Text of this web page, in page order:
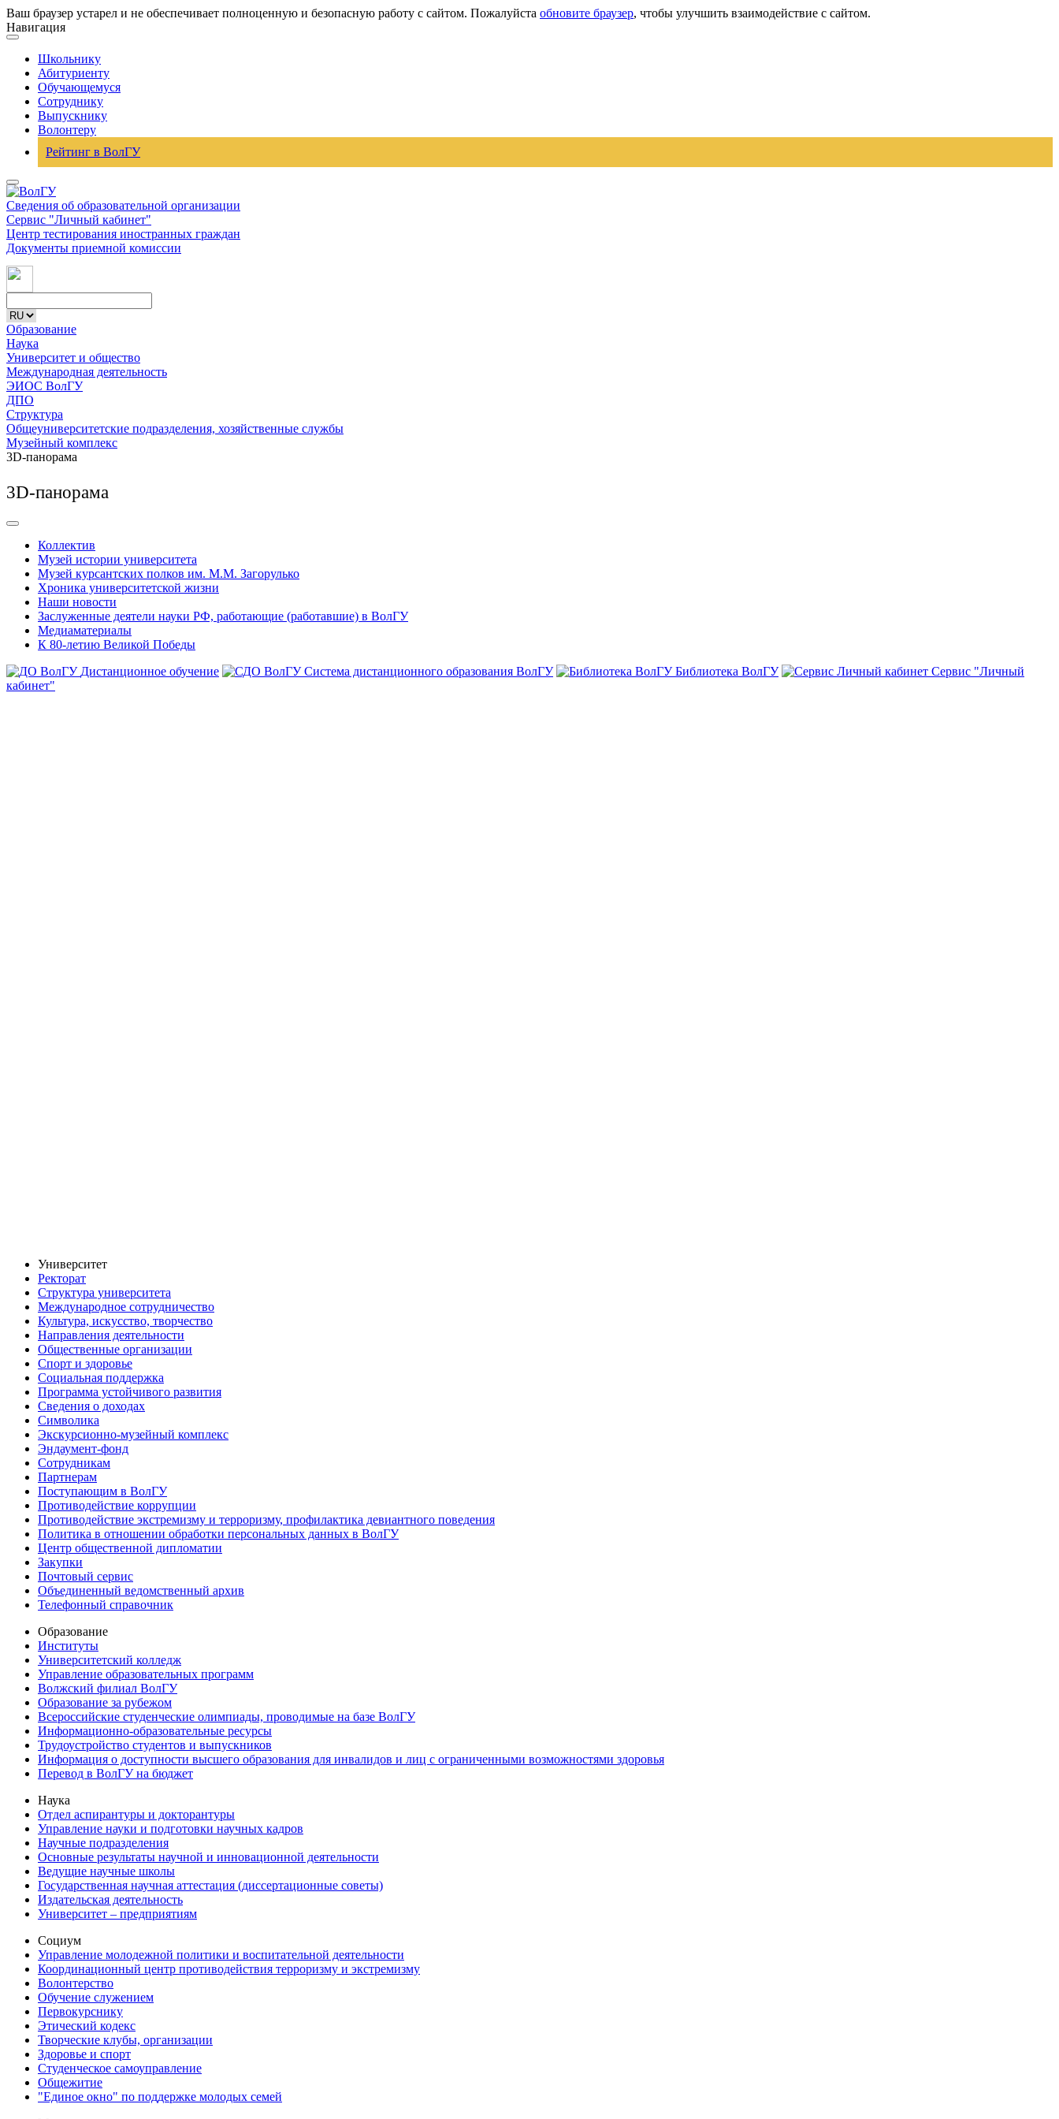
Ваш браузер устарел и не обеспечивает полноценную и безопасную работу с сайтом. Пожалуйста обновите браузер, чтобы улучшить взаимодействие с сайтом.
Навигация
Школьнику
Абитуриенту
Обучающемуся
Сотруднику
Выпускнику
Волонтеру
Рейтинг в ВолГУ
Сведения об образовательной организации
Сервис "Личный кабинет"
Центр тестирования иностранных граждан
Документы приемной комиссии
Образование
Наука
Университет и общество
Международная деятельность
ЭИОС ВолГУ
ДПО
Структура
Общеуниверситетские подразделения, хозяйственные службы
Музейный комплекс
3D-панорама
3D-панорама
Коллектив
Музей истории университета
Музей курсантских полков им. М.М. Загорулько
Хроника университетской жизни
Наши новости
Заслуженные деятели науки РФ, работающие (работавшие) в ВолГУ
Медиаматериалы
К 80-летию Великой Победы
Дистанционное обучение
Система дистанционного образования ВолГУ Библиотека ВолГУ
Сервис "Личный
кабинет"
Университет
Ректорат
Структура университета
Международное сотрудничество
Культура, искусство, творчество
Направления деятельности
Общественные организации
Спорт и здоровье
Социальная поддержка
Программа устойчивого развития
Сведения о доходах
Символика
Экскурсионно-музейный комплекс
Эндаумент-фонд
Сотрудникам
Партнерам
Поступающим в ВолГУ
Противодействие коррупции
Противодействие экстремизму и терроризму, профилактика девиантного поведения
Политика в отношении обработки персональных данных в ВолГУ
Центр общественной дипломатии
Закупки
Почтовый сервис
Объединенный ведомственный архив
Телефонный справочник
Образование
Институты
Университетский колледж
Управление образовательных программ
Волжский филиал ВолГУ
Образование за рубежом
Всероссийские студенческие олимпиады, проводимые на базе ВолГУ
Информационно-образовательные ресурсы
Трудоустройство студентов и выпускников
Информация о доступности высшего образования для инвалидов и лиц с ограниченными возможностями здоровья
Перевод в ВолГУ на бюджет
Наука
Отдел аспирантуры и докторантуры
Управление науки и подготовки научных кадров
Научные подразделения
Основные результаты научной и инновационной деятельности
Ведущие научные школы
Государственная научная аттестация (диссертационные советы)
Издательская деятельность
Университет – предприятиям
Социум
Управление молодежной политики и воспитательной деятельности
Координационный центр противодействия терроризму и экстремизму
Волонтерство
Обучение служением
Первокурснику
Этический кодекс
Творческие клубы, организации
Здоровье и спорт
Студенческое самоуправление
Общежитие
"Единое окно" по поддержке молодых семей